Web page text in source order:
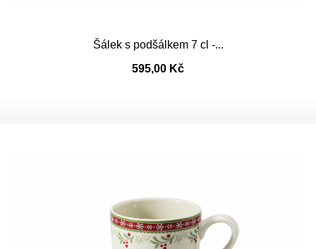
Šálek s podšálkem 7 cl -...
595,00 Kč